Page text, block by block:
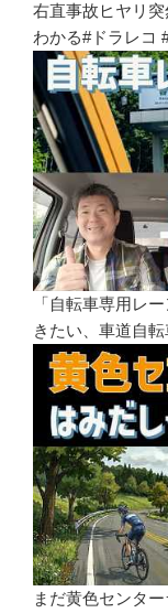
右直事故ヒヤリ
わかる#ドラレコ
「自転車専用レ
きたい、車道自
まだ黄色センタ